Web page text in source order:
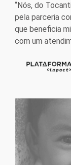
“Nós, do
pela parceria
que beneficia
com um